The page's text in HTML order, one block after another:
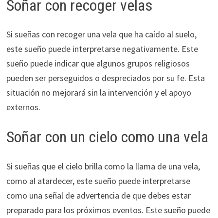
Soñar con recoger velas
Si sueñas con recoger una vela que ha caído al suelo,
este sueño puede interpretarse negativamente. Este
sueño puede indicar que algunos grupos religiosos
pueden ser perseguidos o despreciados por su fe. Esta
situación no mejorará sin la intervención y el apoyo
externos.
Soñar con un cielo como una vela
Si sueñas que el cielo brilla como la llama de una vela,
como al atardecer, este sueño puede interpretarse
como una señal de advertencia de que debes estar
preparado para los próximos eventos. Este sueño puede